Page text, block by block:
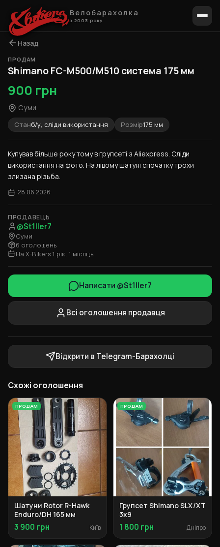
Велобарахолка
з 2003 року
Назад
ПРОДАМ
Shimano FC-M500/M510 система 175 мм
900 грн
Суми
Станб/у, сліди використання Розмір175 мм
Купував більше року тому в групсеті з Aliexpress. Сліди
використання на фото. На лівому шатуні спочатку трохи
злизана різьба.
28.06.2026
ПРОДАВЕЦЬ
@St1ller7
Суми
6 оголошень
На X-Bikers 1 рік, 1 місяць
Написати @St1ller7
Всі оголошення продавця
Відкрити в Telegram-Барахолці
Схожі оголошення
ПРОДАМ
Шатуни Rotor R-Hawk
Enduro/DH 165 мм
3 900 грн Київ
ПРОДАМ
Групсет Shimano SLX/XT
3х9
1 800 грн Дніпро